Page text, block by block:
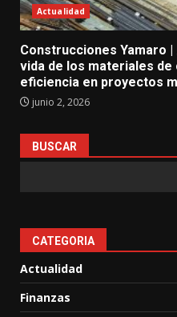
Actualidad
Construcciones Yamaro |
vida de los materiales
eficiencia en proyectos
junio 2, 2026
BUSCAR
CATEGORIA
Actualidad
Finanzas